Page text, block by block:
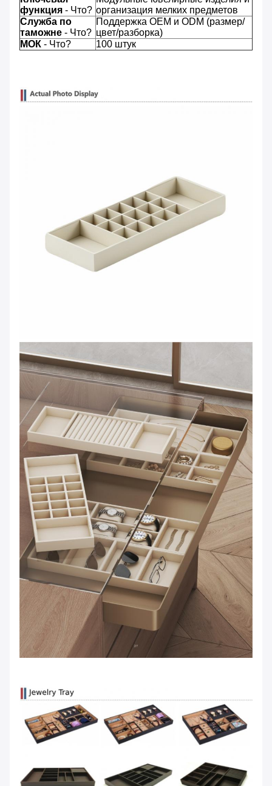
функция - Что? организация мелких предметов
Служба по
таможне - Что?
Поддержка OEM и ODM (размер/
цвет/разборка)
МОК - Что? 100 штук